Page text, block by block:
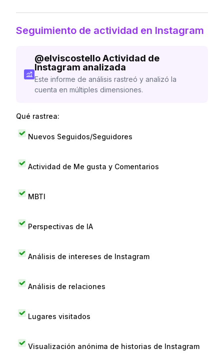
Seguimiento de actividad en Instagram
@elviscostelloActividad de
Instagram analizada
Este informe de análisis rastreó y analizó la
cuenta en múltiples dimensiones.
Qué rastrea:
Nuevos Seguidos/Seguidores
Actividad de Me gusta y Comentarios
MBTI
Perspectivas de IA
Análisis de intereses de Instagram
Análisis de relaciones
Lugares visitados
Visualización anónima de historias de Instagram